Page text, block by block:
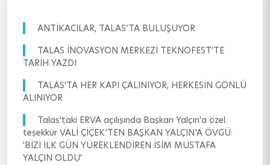
ANTİKACILAR, TALAS’TA BULUŞUYOR
TALAS İNOVASYON MERKEZİ TEKNOFEST'TE
TARİH YAZDI
TALAS'TA HER KAPI ÇALINIYOR, HERKESİN GÖNLÜ
ALINIYOR
Talas'taki ERVA açılışında Başkan Yalçın'a özel
teşekkür VALİ ÇİÇEK’TEN BAŞKAN YALÇIN’A ÖVGÜ:
'BİZİ İLK GÜN YÜREKLENDİREN İSİM MUSTAFA
YALÇIN OLDU'